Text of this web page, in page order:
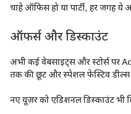
चाहे ऑफिस हो या पार्टी, हर जगह ये
ऑफर्स और डिस्काउंट
अभी कई वेबसाइट्स और स्टोर्स पर
तक की छूट और स्पेशल फेस्टिव डील्स
नए यूज़र को एडिशनल डिस्काउंट भी